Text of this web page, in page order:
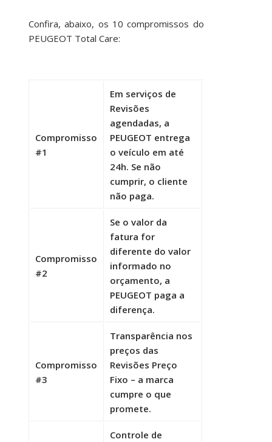
Confira, abaixo, os 10 compromissos do
PEUGEOT Total Care:
Compromisso
#1
Em serviços de
Revisões
agendadas, a
PEUGEOT entrega
o veículo em até
24h. Se não
cumprir, o cliente
não paga.
Compromisso
#2
Se o valor da
fatura for
diferente do valor
informado no
orçamento, a
PEUGEOT paga a
diferença.
Compromisso
#3
Transparência nos
preços das
Revisões Preço
Fixo – a marca
cumpre o que
promete.
Controle de